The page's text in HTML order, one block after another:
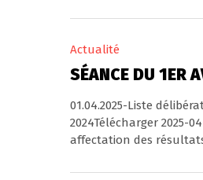
Actualité
SÉANCE DU 1ER
01.04.2025-Liste
2024Télécharger 2025-
affectation des